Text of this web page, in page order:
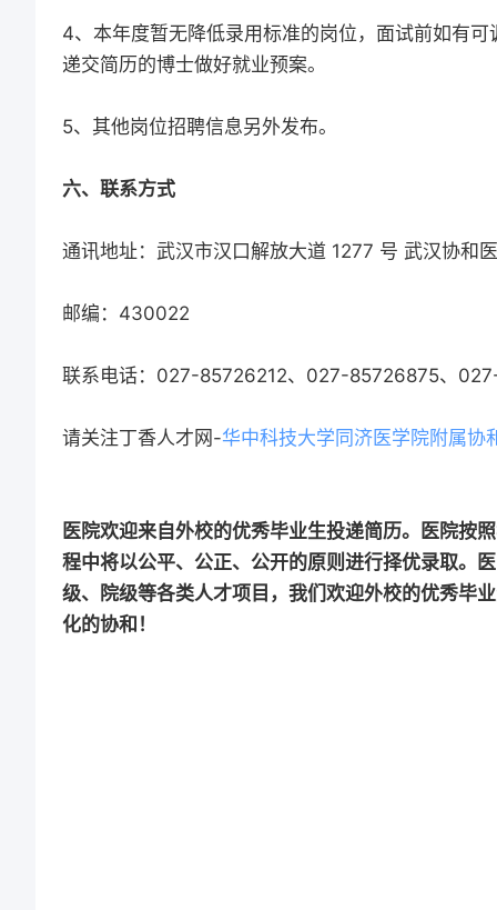
4、本年度暂无降低录用标准的岗位，面试前如有
递交简历的博士做好就业预案。
5、其他岗位招聘信息另外发布。
六、联系方式
通讯地址：武汉市汉口解放大道 1277 号 武汉协和
邮编：430022
联系电话：027-85726212、027-85726875、
请关注丁香人才网-华中科技大学同济医学院附属协
医院欢迎来自外校的优秀毕业生投递简历。医院按
程中将以公平、公正、公开的原则进行择优录取。
级、院级等各类人才项目，我们欢迎外校的优秀毕
化的协和！